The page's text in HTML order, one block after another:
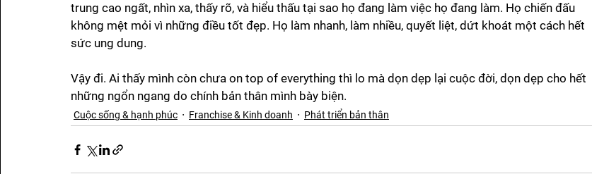
trung cao ngất, nhìn xa, thấy rõ, và hiểu thấu tại sao họ đang làm việc họ đang làm. Họ chiến đấu
không mệt mỏi vì những điều tốt đẹp. Họ làm nhanh, làm nhiều, quyết liệt, dứt khoát một cách hết
sức ung dung.
Vậy đi. Ai thấy mình còn chưa on top of everything thì lo mà dọn dẹp lại cuộc đời, dọn dẹp cho hết
những ngổn ngang do chính bản thân mình bày biện.
Cuộc sống & hạnh phúc Franchise & Kinh doanh Phát triển bản thân